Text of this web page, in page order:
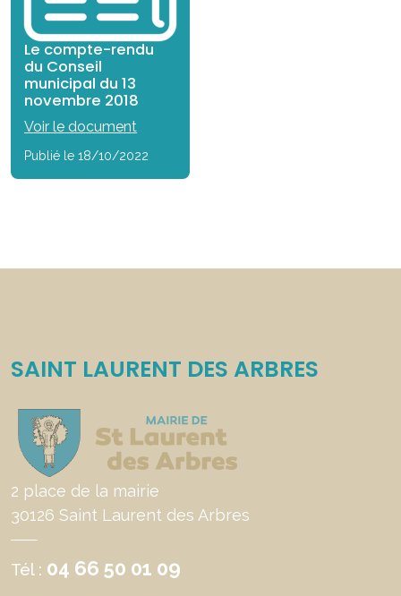
Le compte-rendu
du Conseil
municipal du 13
novembre 2018
Voir le document
Publié le 18/10/2022
SAINT LAURENT DES ARBRES
2 place de la mairie
30126 Saint Laurent des Arbres
Tél : 04 66 50 01 09